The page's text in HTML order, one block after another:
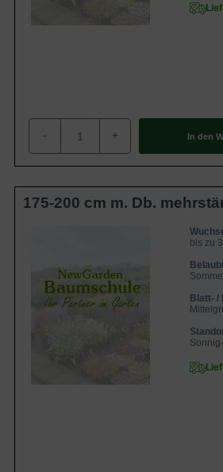
- + In den
175-200 cm m. Db.
bis zu
Blatt- /